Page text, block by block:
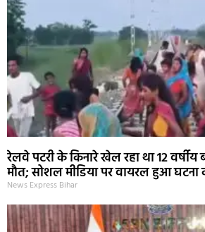
रेलवे पटरी के किनारे खेल रहा था 12
मौत; सोशल मीडिया पर वायरल हुआ घटना
News Express Bihar